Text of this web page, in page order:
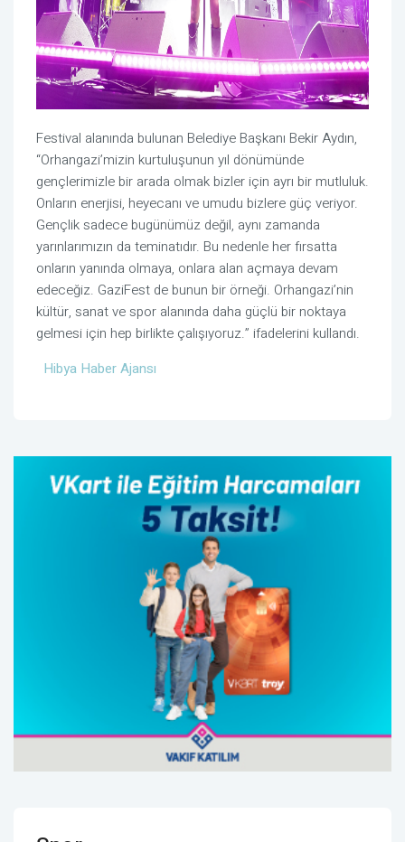
Festival alanında bulunan Belediye Başkanı Bekir Aydın,
“Orhangazi’mizin kurtuluşunun yıl dönümünde
gençlerimizle bir arada olmak bizler için ayrı bir mutluluk.
Onların enerjisi, heyecanı ve umudu bizlere güç veriyor.
Gençlik sadece bugünümüz değil, aynı zamanda
yarınlarımızın da teminatıdır. Bu nedenle her fırsatta
onların yanında olmaya, onlara alan açmaya devam
edeceğiz. GaziFest de bunun bir örneği. Orhangazi’nin
kültür, sanat ve spor alanında daha güçlü bir noktaya
gelmesi için hep birlikte çalışıyoruz.” ifadelerini kullandı.
Hibya Haber Ajansı